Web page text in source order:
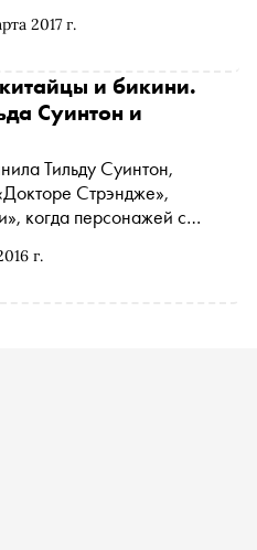
2017 г.
г.
и бикини.
Суинтон и
Тильду Суинтон,
Стрэндже»,
когда персонажей с